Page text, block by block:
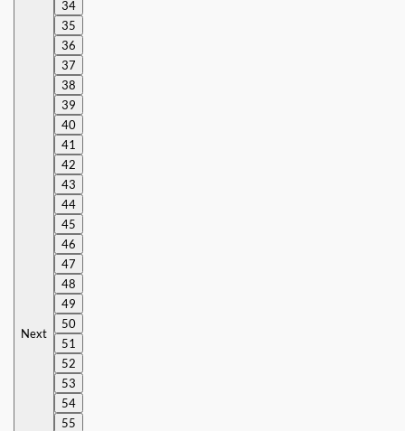
Next
34
35
36
37
38
39
40
41
42
43
44
45
46
47
48
49
50
51
52
53
54
55